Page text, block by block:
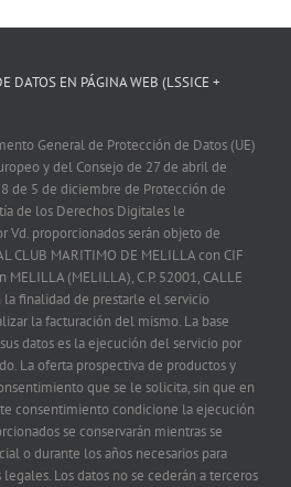
DATOS EN PÁGINA WEB (LSSICE +
General de Protección de Datos (UE)
y del Consejo de 27 de abril de
de 5 de diciembre de Protección de
de los Derechos Digitales le
Vd. proporcionados serán objeto de
CLUB MARITIMO DE MELILLA con CIF
(MELILLA), C.P. 52001, CALLE
la finalidad de prestarle el servicio
la facturación del mismo. La base
datos es la ejecución del servicio por
La oferta prospectiva de productos y
que se le solicita, sin que en
consentimiento condicione la ejecución
se conservarán mientras se
o durante los años necesarios para
Los datos no se cederán a terceros